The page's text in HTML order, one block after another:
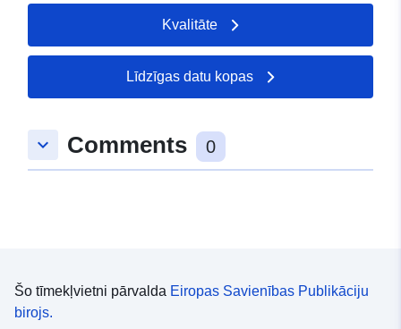
Kvalitāte
Līdzīgas datu kopas
keyboard_arrow_down Comments 0
Šo tīmekļvietni pārvalda Eiropas Savienības Publikāciju
birojs.